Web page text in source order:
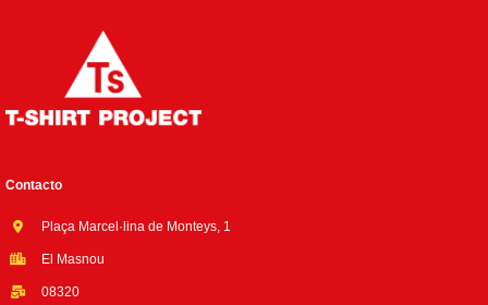
Contacto
Plaça Marcel·lina de Monteys, 1
El Masnou
08320